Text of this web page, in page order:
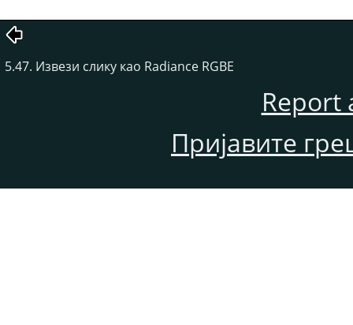
5.47. Извези слику као Radiance RGBE
Report
Пријавите